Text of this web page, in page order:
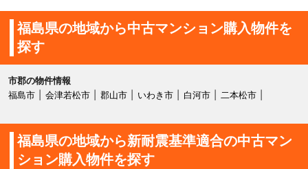
福島県の地域から中古マンション購入物件を
探す
市郡の物件情報
福島市
会津若松市 郡山市 いわき市 白河市 二本松市
福島県の地域から新耐震基準適合の中古マン
ション購入物件を探す